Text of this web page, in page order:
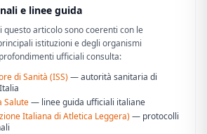
e linee guida
questo articolo sono coerenti con le
istituzioni e degli organismi
ufficiali consulta:
di Sanità (ISS)— autorità sanitaria di
Salute— linee guida ufficiali italiane
Italiana di Atletica Leggera)— protocolli